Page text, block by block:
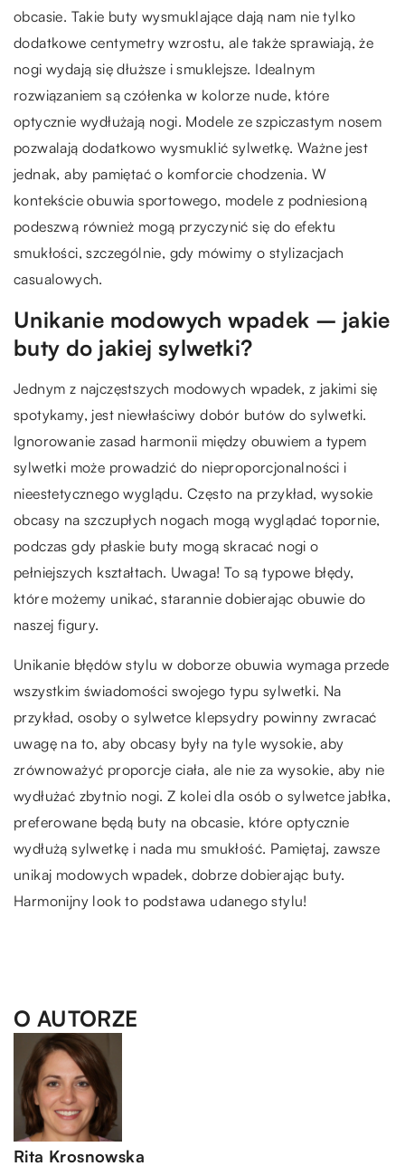
obcasie. Takie buty wysmuklające dają nam nie tylko
dodatkowe centymetry wzrostu, ale także sprawiają, że
nogi wydają się dłuższe i smuklejsze. Idealnym
rozwiązaniem są czółenka w kolorze nude, które
optycznie wydłużają nogi. Modele ze szpiczastym nosem
pozwalają dodatkowo wysmuklić sylwetkę. Ważne jest
jednak, aby pamiętać o komforcie chodzenia. W
kontekście obuwia sportowego, modele z podniesioną
podeszwą również mogą przyczynić się do efektu
smukłości, szczególnie, gdy mówimy o stylizacjach
casualowych.
Unikanie modowych wpadek – jakie
buty do jakiej sylwetki?
Jednym z najczęstszych modowych wpadek, z jakimi się
spotykamy, jest niewłaściwy dobór butów do sylwetki.
Ignorowanie zasad harmonii między obuwiem a typem
sylwetki może prowadzić do nieproporcjonalności i
nieestetycznego wyglądu. Często na przykład, wysokie
obcasy na szczupłych nogach mogą wyglądać topornie,
podczas gdy płaskie buty mogą skracać nogi o
pełniejszych kształtach. Uwaga! To są typowe błędy,
które możemy unikać, starannie dobierając obuwie do
naszej figury.
Unikanie błędów stylu w doborze obuwia wymaga przede
wszystkim świadomości swojego typu sylwetki. Na
przykład, osoby o sylwetce klepsydry powinny zwracać
uwagę na to, aby obcasy były na tyle wysokie, aby
zrównoważyć proporcje ciała, ale nie za wysokie, aby nie
wydłużać zbytnio nogi. Z kolei dla osób o sylwetce jabłka,
preferowane będą buty na obcasie, które optycznie
wydłużą sylwetkę i nada mu smukłość. Pamiętaj, zawsze
unikaj modowych wpadek, dobrze dobierając buty.
Harmonijny look to podstawa udanego stylu!
O AUTORZE
Rita Krosnowska